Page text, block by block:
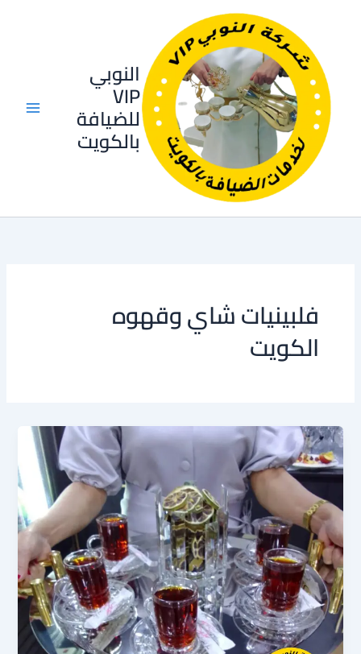
النوبي
VIP
للضيافة
بالكويت
فلبينيات شاي وقهوه
الكويت